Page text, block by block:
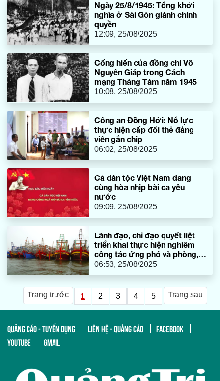
Ngày 25/8/1945: Tổng khởi
nghĩa ở Sài Gòn giành chính
quyền
12:09, 25/08/2025
Cống hiến của đồng chí Võ
Nguyên Giáp trong Cách
mạng Tháng Tám năm 1945
10:08, 25/08/2025
Công an Đồng Hới: Nỗ lực
thực hiện cấp đổi thẻ đảng
viên gắn chip
06:02, 25/08/2025
Cả dân tộc Việt Nam đang
cùng hòa nhịp bài ca yêu
nước
09:09, 25/08/2025
Lãnh đạo, chỉ đạo quyết liệt
triển khai thực hiện nghiêm
công tác ứng phó và phòng,
chống Bão số 5
06:53, 25/08/2025
Trang trước 1 2 3 4 5 Trang sau
QUẢNG CÁO - TUYỂN DỤNG LIÊN HỆ - QUẢNG CÁO
FACEBOOK
YOUTUBE
GMAIL